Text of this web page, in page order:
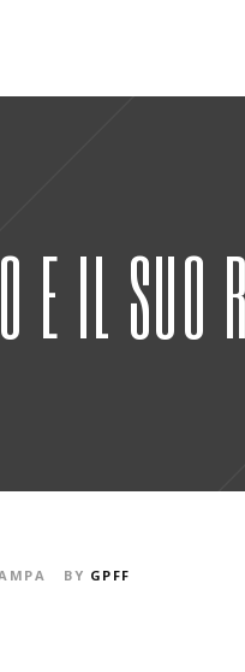
E IL SUO
BY GPFF